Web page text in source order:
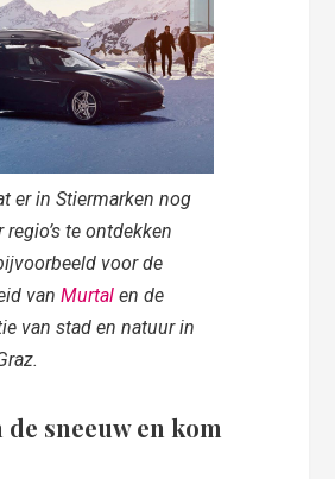
er in Stiermarken nog
regio’s te ontdekken
voor de
vanMurtal en de
van stad en natuur in
sneeuw en kom